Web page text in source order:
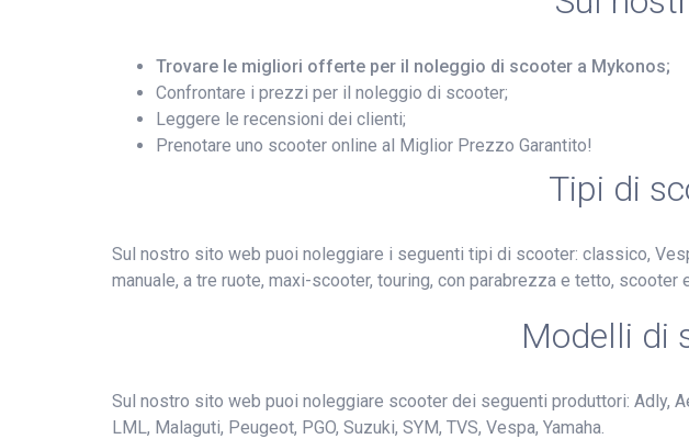
Trovare le migliori offerte per il noleggio di scooter a Mykonos;
Confrontare i prezzi per il noleggio di scooter;
Leggere le recensioni dei clienti;
Prenotare uno scooter online al Miglior Prezzo Garantito!
Tipi di
Sul nostro sito web puoi noleggiare i seguenti tipi di scooter: classico,
manuale, a tre ruote, maxi-scooter, touring, con parabrezza e tetto, scooter
Modelli di
Sul nostro sito web puoi noleggiare scooter dei seguenti produttori: Adly,
LML, Malaguti, Peugeot, PGO, Suzuki, SYM, TVS, Vespa, Yamaha.